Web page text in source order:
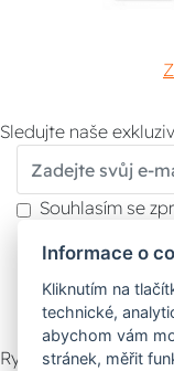
Sledujte naše
Souhlasím se
Více informací
údajů . Souhlas
Rychlý kontakt
Informace o
Kliknutím na
technické,
abychom vám
stránek, měřit